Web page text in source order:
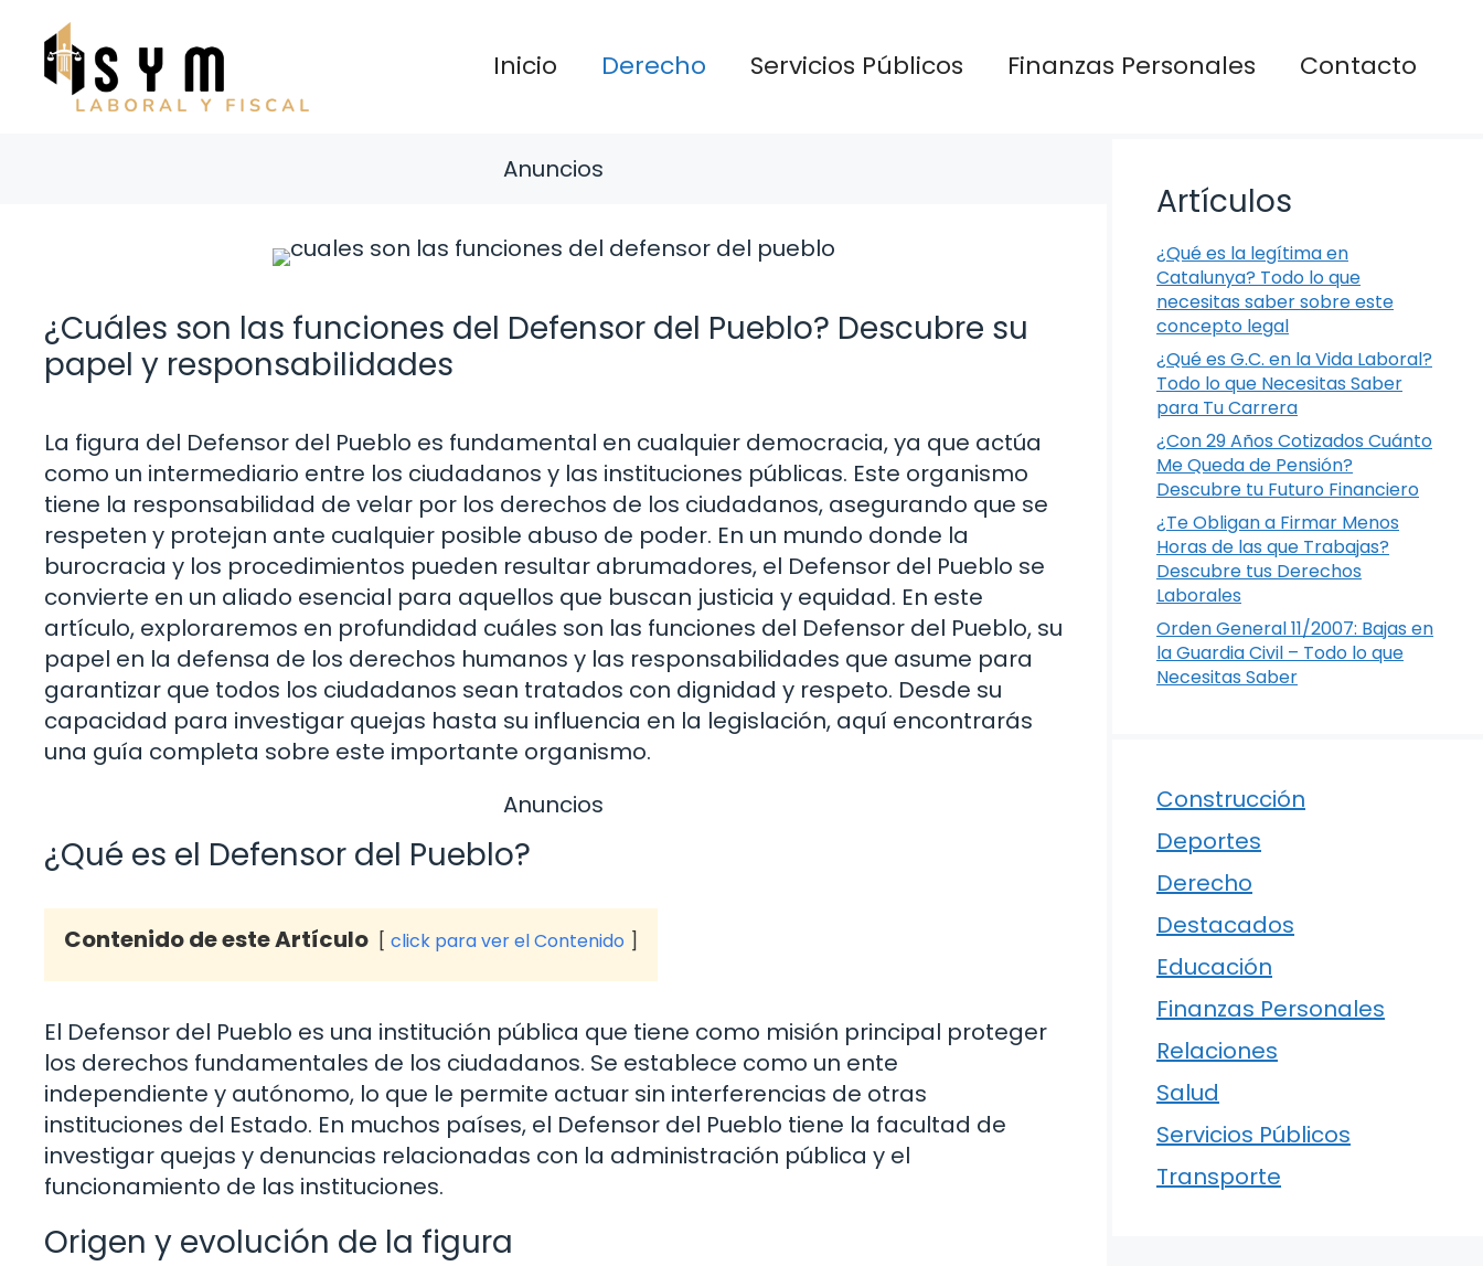
contenido
Inicio Derecho Servicios Públicos Finanzas Personales Contacto
Anuncios
¿Cuáles son las funciones del Defensor del Pueblo? Descubre su
papel y responsabilidades
La figura del Defensor del Pueblo es fundamental en cualquier democracia, ya que actúa
como un intermediario entre los ciudadanos y las instituciones públicas. Este organismo
tiene la responsabilidad de velar por los derechos de los ciudadanos, asegurando que se
respeten y protejan ante cualquier posible abuso de poder. En un mundo donde la
burocracia y los procedimientos pueden resultar abrumadores, el Defensor del Pueblo se
convierte en un aliado esencial para aquellos que buscan justicia y equidad. En este
artículo, exploraremos en profundidad cuáles son las funciones del Defensor del Pueblo, su
papel en la defensa de los derechos humanos y las responsabilidades que asume para
garantizar que todos los ciudadanos sean tratados con dignidad y respeto. Desde su
capacidad para investigar quejas hasta su influencia en la legislación, aquí encontrarás
una guía completa sobre este importante organismo.
Anuncios
¿Qué es el Defensor del Pueblo?
Contenido de este Artículo click para ver el Contenido
El Defensor del Pueblo es una institución pública que tiene como misión principal proteger
los derechos fundamentales de los ciudadanos. Se establece como un ente
independiente y autónomo, lo que le permite actuar sin interferencias de otras
instituciones del Estado. En muchos países, el Defensor del Pueblo tiene la facultad de
investigar quejas y denuncias relacionadas con la administración pública y el
funcionamiento de las instituciones.
Origen y evolución de la figura
Artículos
¿Qué es la legítima en
Catalunya? Todo lo que
necesitas saber sobre este
concepto legal
¿Qué es G.C. en la Vida Laboral?
Todo lo que Necesitas Saber
para Tu Carrera
¿Con 29 Años Cotizados Cuánto
Me Queda de Pensión?
Descubre tu Futuro Financiero
¿Te Obligan a Firmar Menos
Horas de las que Trabajas?
Descubre tus Derechos
Laborales
Orden General 11/2007: Bajas en
la Guardia Civil – Todo lo que
Necesitas Saber
Construcción
Deportes
Derecho
Destacados
Educación
Finanzas Personales
Relaciones
Salud
Servicios Públicos
Transporte